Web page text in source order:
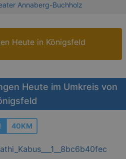
Annaberg-Buchholz
Heute in Königsfeld
Heute im Umkreis von
40KM